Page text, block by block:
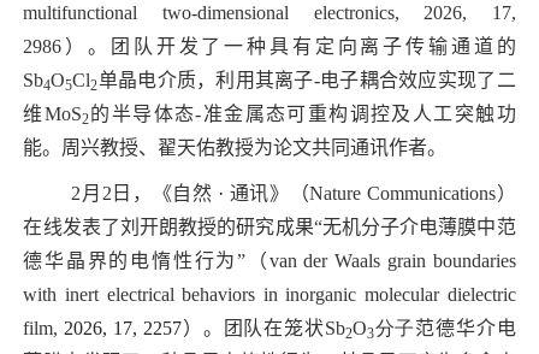
multifunctional two-dimensional electronics, 2026, 17,
2986 ）。团队开发了一种具有定向离子传输通道的
Sb4O5Cl2单晶电介质，利用其离子-电子耦合效应实现了二
维MoS2的半导体态-准金属态可重构调控及人工突触功
能。周兴教授、翟天佑教授为论文共同通讯作者。
2 月 2 日，《自然 · 通讯》（Nature Communications）
在线发表了刘开朗教授的研究成果“无机分子介电薄膜中范
德华晶界的电惰性行为”（van der Waals grain boundaries
with inert electrical behaviors in inorganic molecular dielectric
film, 2026, 17, 2257）。团队在笼状Sb2O3分子范德华介电